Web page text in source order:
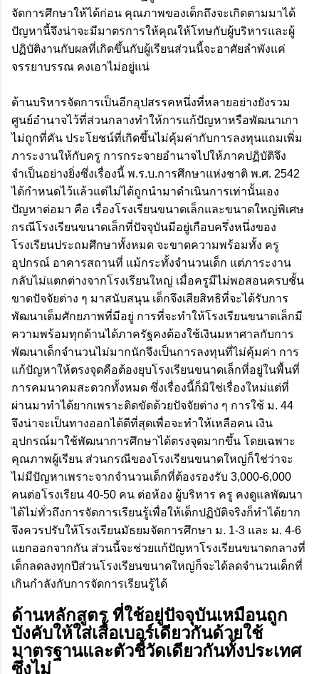
จัดการศึกษาให้ได้ก่อน คุณภาพของเด็กถึงจะเกิดตามมาได้
ปัญหานี้จึงน่าจะมีมาตรการให้คุณให้โทษกับผู้บริหารและผู้
ปฏิบัติงานกับผลที่เกิดขึ้นกับผู้เรียนส่วนนี้จะอาศัยลำพังแค่
จรรยาบรรณ คงเอาไม่อยู่แน่
ด้านบริหารจัดการเป็นอีกอุปสรรคหนึ่งที่หลายอย่างยังรวม
ศูนย์อำนาจไว้ที่ส่วนกลางทำให้การแก้ปัญหาหรือพัฒนาเกา
ไม่ถูกที่คัน ประโยชน์ที่เกิดขึ้นไม่คุ้มค่ากับการลงทุนแถมเพิ่ม
ภาระงานให้กับครู การกระจายอำนาจไปให้ภาคปฏิบัติจึง
จำเป็นอย่างยิ่งซึ่งเรื่องนี้ พ.ร.บ.การศึกษาแห่งชาติ พ.ศ. 2542
ได้กำหนดไว้แล้วแต่ไม่ได้ถูกนำมาดำเนินการเท่านั้นเอง
ปัญหาต่อมา คือ เรื่องโรงเรียนขนาดเล็กและขนาดใหญ่พิเศษ
กรณีโรงเรียนขนาดเล็กที่ปัจจุบันมีอยู่เกือบครึ่งหนึ่งของ
โรงเรียนประถมศึกษาทั้งหมด จะขาดความพร้อมทั้ง ครู
อุปกรณ์ อาคารสถานที่ แม้กระทั้งจำนวนเด็ก แต่ภาระงาน
กลับไม่แตกต่างจากโรงเรียนใหญ่ เมื่อครูมีไม่พอสอนครบชั้น
ขาดปัจจัยต่าง ๆ มาสนับสนุน เด็กจึงเสียสิทธิที่จะได้รับการ
พัฒนาเต็มศักยภาพที่มีอยู่ การที่จะทำให้โรงเรียนขนาดเล็กมี
ความพร้อมทุกด้านได้ภาครัฐคงต้องใช้เงินมหาศาลกับการ
พัฒนาเด็กจำนวนไม่มากนักจึงเป็นการลงทุนที่ไม่คุ้มค่า การ
แก้ปัญหาให้ตรงจุดคือต้องยุบโรงเรียนขนาดเล็กที่อยู่ในพื้นที่
การคมนาคมสะดวกทั้งหมด ซึ่งเรื่องนี้ก็มิใช่เรื่องใหม่แต่ที่
ผ่านมาทำได้ยากเพราะติดขัดด้วยปัจจัยต่าง ๆ การใช้ ม. 44
จึงน่าจะเป็นทางออกได้ดีที่สุดเพื่อจะทำให้เหลือคน เงิน
อุปกรณ์มาใช้พัฒนาการศึกษาได้ตรงจุดมากขึ้น โดยเฉพาะ
คุณภาพผู้เรียน ส่วนกรณีของโรงเรียนขนาดใหญ่ก็ใช่ว่าจะ
ไม่มีปัญหาเพราะจากจำนวนเด็กที่ต้องรองรับ 3,000-6,000
คนต่อโรงเรียน 40-50 คน ต่อห้อง ผู้บริหาร ครู คงดูแลพัฒนา
ได้ไม่ทั่วถึงการจัดการเรียนรู้เพื่อให้เด็กปฏิบัติจริงก็ทำได้ยาก
จึงควรปรับให้โรงเรียนมัธยมจัดการศึกษา ม. 1-3 และ ม. 4-6
แยกออกจากกัน ส่วนนี้จะช่วยแก้ปัญหาโรงเรียนขนาดกลางที่
เด็กลดลงทุกปีส่วนโรงเรียนขนาดใหญ่ก็จะได้ลดจำนวนเด็กที่
เกินกำลังกับการจัดการเรียนรู้ได้
ด้านหลักสูตร ที่ใช้อยู่ปัจจุบันเหมือนถูก
บังคับให้ใส่เสื้อเบอร์เดียวกันด้วยใช้
มาตรฐานและตัวชี้วัดเดียวกันทั้งประเทศ
ซึ่งไม่